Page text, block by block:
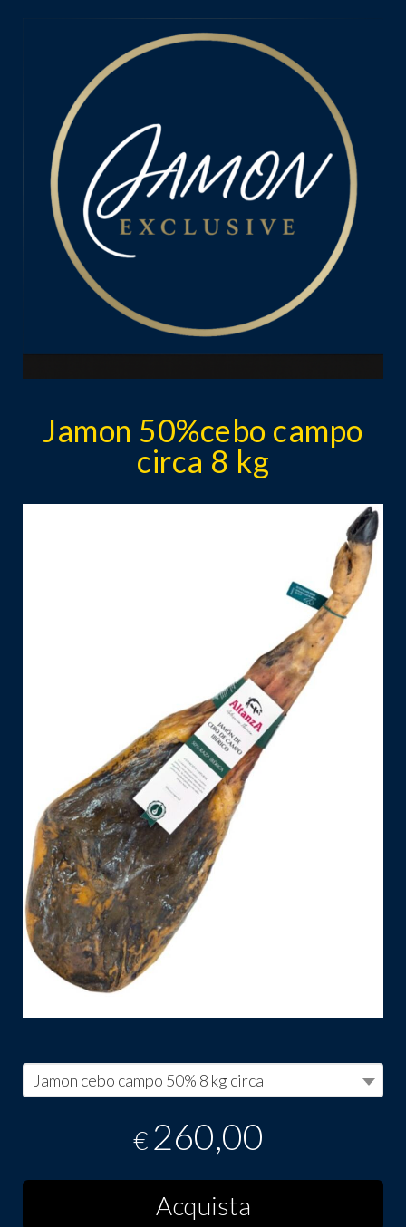
Jamon 50%cebo campo
circa 8 kg
Jamon cebo campo 50% 8 kg circa
€ 260,00
Acquista